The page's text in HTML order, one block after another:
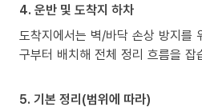
4. 운반 및 도착지 하차
도착지에서는 벽/바닥 손상 방지를
구부터 배치해 전체 정리 흐름을 잡
5. 기본 정리(범위에 따라)